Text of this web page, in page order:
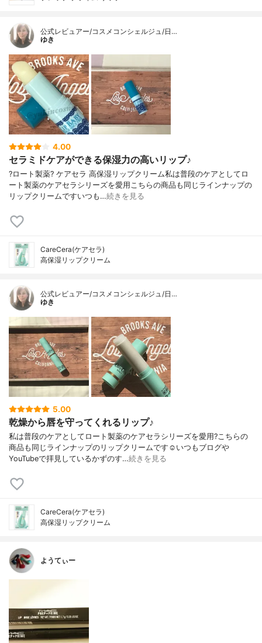
公式レビュアー/コスメコンシェルジュ/日…
ゆき
4.00
セラミドケアができる保湿力の高いリップ♪
?ロート製薬? ケアセラ 高保湿リップクリーム私は普段のケアとしてロ
ート製薬のケアセラシリーズを愛用こちらの商品も同じラインナップの
リップクリームですいつも…続きを見る
CareCera(ケアセラ)
高保湿リップクリーム
公式レビュアー/コスメコンシェルジュ/日…
ゆき
5.00
乾燥から唇を守ってくれるリップ♪
私は普段のケアとしてロート製薬のケアセラシリーズを愛用?こちらの
商品も同じラインナップのリップクリームです☺️いつもブログや
YouTubeで拝見しているかずのす…続きを見る
CareCera(ケアセラ)
高保湿リップクリーム
ようてぃー